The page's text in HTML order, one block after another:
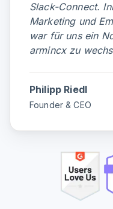
Slack-Connect.
Marketing und
war für uns ein
armincx zu
Philipp Riedl
Founder & CEO